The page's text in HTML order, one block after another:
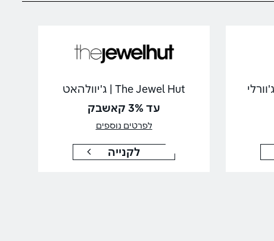
The Jewel Hut | ג'יוולהאט
עד 3% קאשבק
לפרטים נוספים
לקנייה